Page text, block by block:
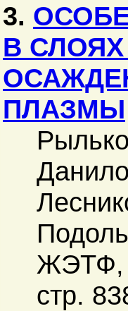
3.
В СЛОЯХ
ПЛАЗМЫ
ЖЭТФ,
стр.